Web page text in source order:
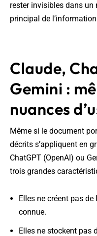
rester invisibles dans un
principal de
Claude,
Gemini :
nuances
Même si le document
décrits s’appliquent en
ChatGPT (OpenAI) ou
trois grandes
Elles ne créent pas
connue.
Elles ne stockent pas